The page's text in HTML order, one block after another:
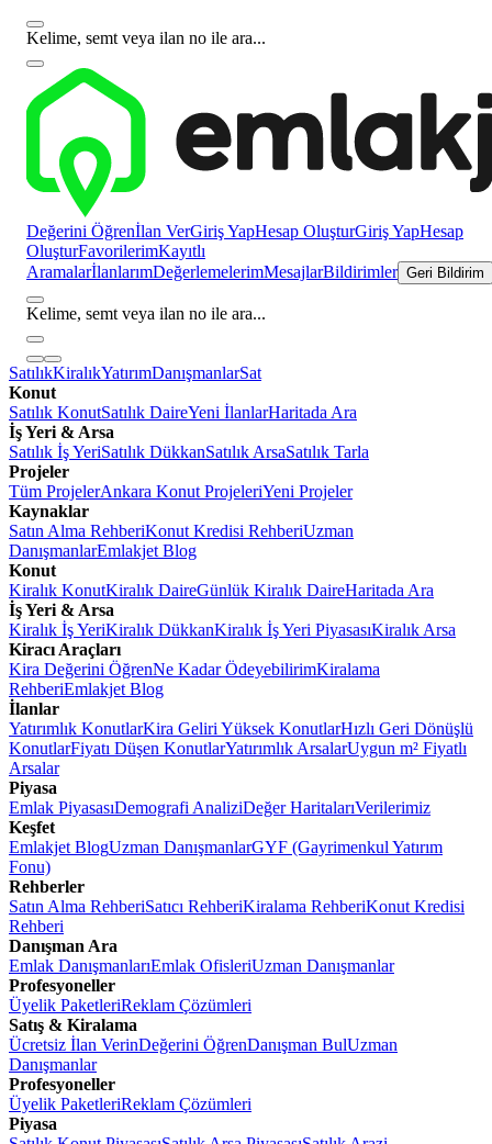
Kelime, semt veya ilan no ile ara...
Değerini Öğrenİlan VerGiriş YapHesap OluşturGiriş YapHesap
OluşturFavorilerimKayıtlı
AramalarİlanlarımDeğerlemelerimMesajlarBildirimler Geri Bildirim
Kelime, semt veya ilan no ile ara...
SatılıkKiralıkYatırımDanışmanlarSat
Konut
Satılık KonutSatılık DaireYeni İlanlarHaritada Ara
İş Yeri & Arsa
Satılık İş YeriSatılık DükkanSatılık ArsaSatılık Tarla
Projeler
Tüm ProjelerAnkara Konut ProjeleriYeni Projeler
Kaynaklar
Satın Alma RehberiKonut Kredisi RehberiUzman
DanışmanlarEmlakjet Blog
Konut
Kiralık KonutKiralık DaireGünlük Kiralık DaireHaritada Ara
İş Yeri & Arsa
Kiralık İş YeriKiralık DükkanKiralık İş Yeri PiyasasıKiralık Arsa
Kiracı Araçları
Kira Değerini ÖğrenNe Kadar ÖdeyebilirimKiralama
RehberiEmlakjet Blog
İlanlar
Yatırımlık KonutlarKira Geliri Yüksek KonutlarHızlı Geri Dönüşlü
KonutlarFiyatı Düşen KonutlarYatırımlık ArsalarUygun m² Fiyatlı
Arsalar
Piyasa
Emlak PiyasasıDemografi AnaliziDeğer HaritalarıVerilerimiz
Keşfet
Emlakjet BlogUzman DanışmanlarGYF (Gayrimenkul Yatırım
Fonu)
Rehberler
Satın Alma RehberiSatıcı RehberiKiralama RehberiKonut Kredisi
Rehberi
Danışman Ara
Emlak DanışmanlarıEmlak OfisleriUzman Danışmanlar
Profesyoneller
Üyelik PaketleriReklam Çözümleri
Satış & Kiralama
Ücretsiz İlan VerinDeğerini ÖğrenDanışman BulUzman
Danışmanlar
Profesyoneller
Üyelik PaketleriReklam Çözümleri
Piyasa